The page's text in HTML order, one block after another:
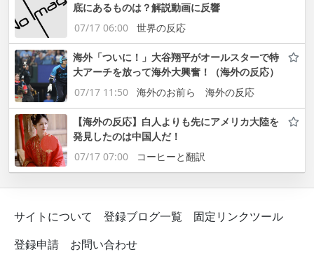
底にあるものは？解説動画に反響
07/17 06:00
世界の反応
海外「ついに！」大谷翔平がオールスターで特
大アーチを放って海外大興奮！（海外の反応）
07/17 11:50
海外のお前ら 海外の反応
【海外の反応】白人よりも先にアメリカ大陸を
発見したのは中国人だ！
07/17 07:00
コーヒーと翻訳
サイトについて 登録ブログ一覧
固定リンクツール
登録申請
お問い合わせ